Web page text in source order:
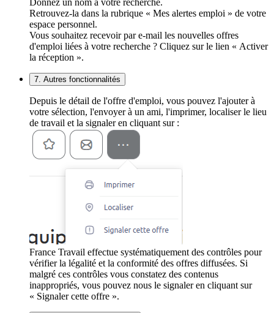
Donnez un nom à votre recherche.
Retrouvez-la dans la rubrique « Mes alertes emploi » de votre
espace personnel.
Vous souhaitez recevoir par e-mail les nouvelles offres
d'emploi liées à votre recherche ? Cliquez sur le lien « Activer
la réception ».
7. Autres fonctionnalités
Depuis le détail de l'offre d'emploi, vous pouvez l'ajouter à
votre sélection, l'envoyer à un ami, l'imprimer, localiser le lieu
de travail et la signaler en cliquant sur :
France Travail effectue systématiquement des contrôles pour
vérifier la légalité et la conformité des offres diffusées. Si
malgré ces contrôles vous constatez des contenus
inappropriés, vous pouvez nous le signaler en cliquant sur
« Signaler cette offre ».